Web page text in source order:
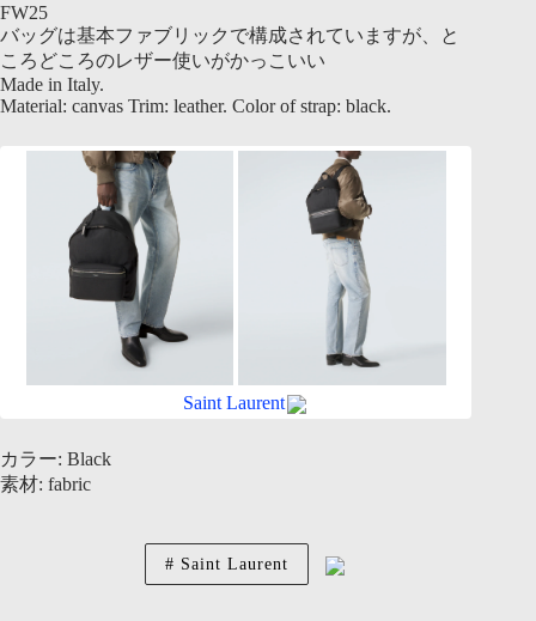
FW25
バッグは基本ファブリックで構成されていますが、と
ころどころのレザー使いがかっこいい
Made in Italy.
Material: canvas Trim: leather. Color of strap: black.
Saint Laurent
カラー: Black
素材: fabric
Saint Laurent